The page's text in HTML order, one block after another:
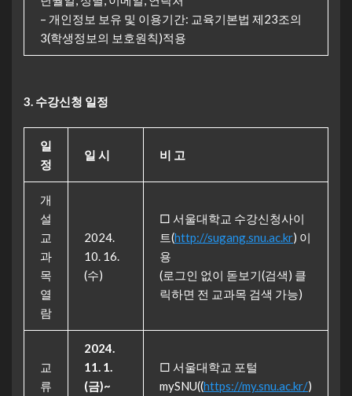
– 개인정보 보유 및 이용기간: 교육기본법 제23조의
3(학생정보의 보호원칙)적용
3. 수강신청 일정
일
정
일 시 비 고
개
설
교
과
목
열
람
2024.
10. 16.
(수)
□ 서울대학교 수강신청사이
트(http://sugang.snu.ac.kr) 이
용
(로그인 없이 돋보기(검색) 클
릭하면 전 교과목 검색 가능)
교
류
2024.
11. 1.
(금)~
□ 서울대학교 포털
mySNU((https://my.snu.ac.kr/)